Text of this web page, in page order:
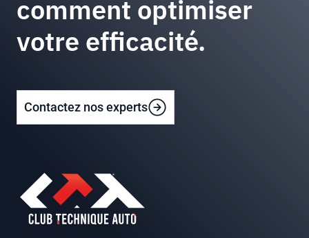
comment optimiser
votre efficacité.
Contactez nos experts